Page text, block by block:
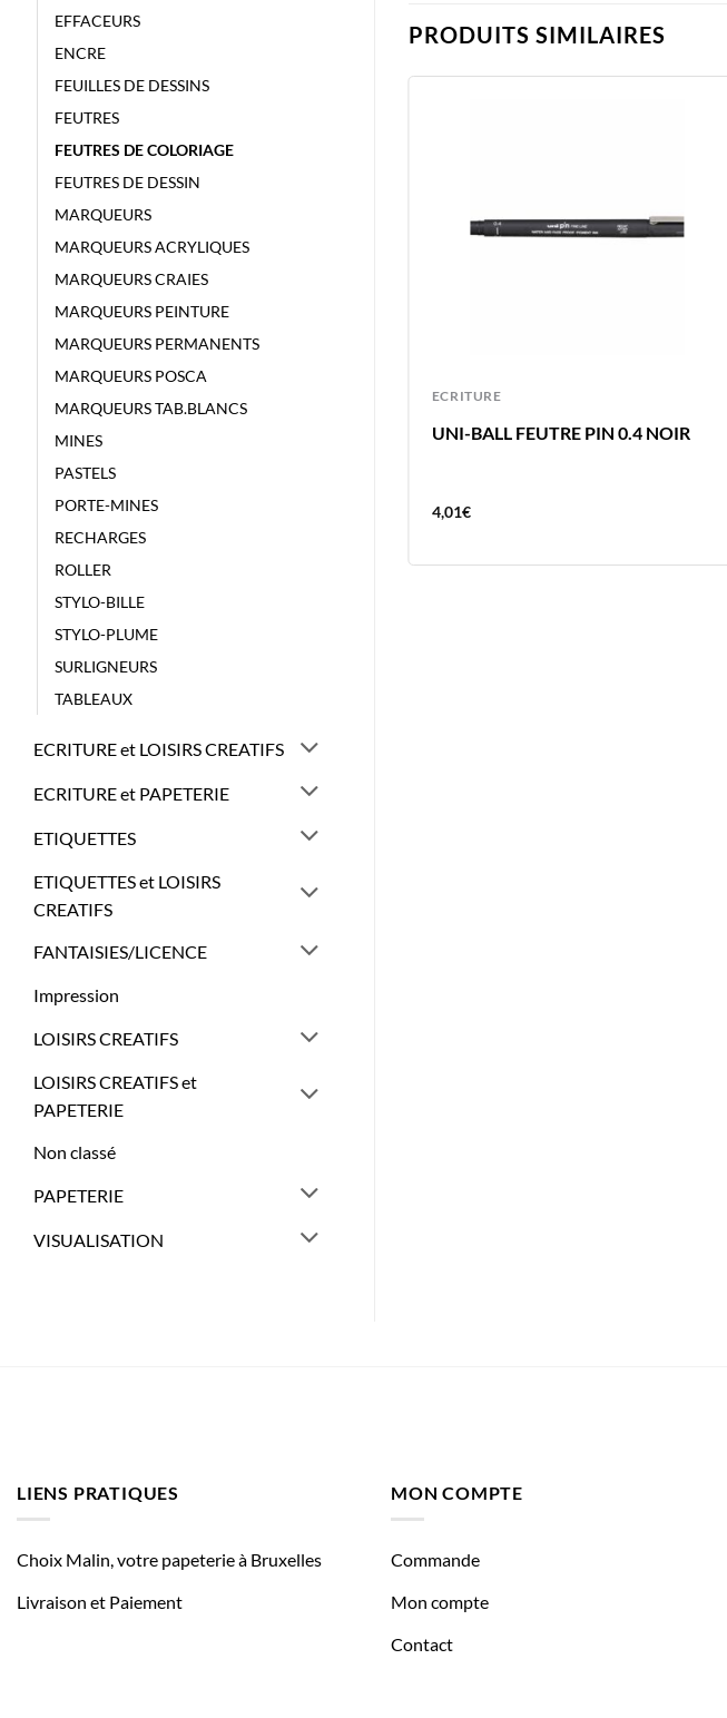
EFFACEURS
ENCRE
FEUILLES DE DESSINS
FEUTRES
FEUTRES DE COLORIAGE
FEUTRES DE DESSIN
MARQUEURS
MARQUEURS ACRYLIQUES
MARQUEURS CRAIES
MARQUEURS PEINTURE
MARQUEURS PERMANENTS
MARQUEURS POSCA
MARQUEURS TAB.BLANCS
MINES
PASTELS
PORTE-MINES
RECHARGES
ROLLER
STYLO-BILLE
STYLO-PLUME
SURLIGNEURS
TABLEAUX
ECRITURE et LOISIRS CREATIFS
ECRITURE et PAPETERIE
ETIQUETTES
ETIQUETTES et LOISIRS
CREATIFS
FANTAISIES/LICENCE
Impression
LOISIRS CREATIFS
LOISIRS CREATIFS et
PAPETERIE
Non classé
PAPETERIE
VISUALISATION
PRODUITS SIMILAIRES
ECRITURE
UNI-BALL FEUTRE PIN 0.4 NOIR
4,01€
UNI-BALL FEUTRE PIN 0.3 BLEU
4,01€
LIENS PRATIQUES
Choix Malin, votre papeterie à Bruxelles
Livraison et Paiement
MON COMPTE
Commande
Mon compte
Contact